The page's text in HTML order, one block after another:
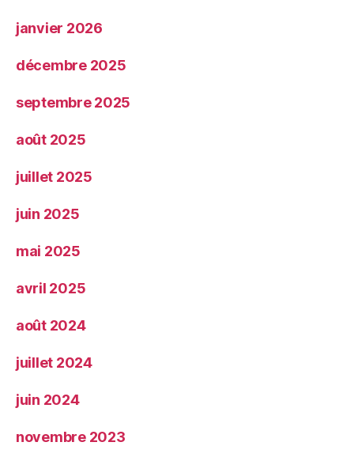
janvier 2026
décembre 2025
septembre 2025
août 2025
juillet 2025
juin 2025
mai 2025
avril 2025
août 2024
juillet 2024
juin 2024
novembre 2023